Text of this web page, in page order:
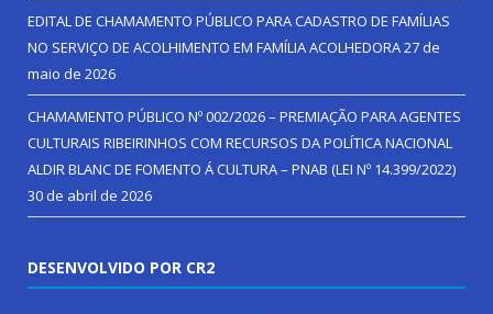
EDITAL DE CHAMAMENTO PÚBLICO PARA CADASTRO DE FAMÍLIAS
NO SERVIÇO DE ACOLHIMENTO EM FAMÍLIA ACOLHEDORA27 de
maio de 2026
CHAMAMENTO PÚBLICO Nº 002/2026 – PREMIAÇÃO PARA AGENTES
CULTURAIS RIBEIRINHOS COM RECURSOS DA POLÍTICA NACIONAL
ALDIR BLANC DE FOMENTO Á CULTURA – PNAB (LEI Nº 14.399/2022)
30 de abril de 2026
DESENVOLVIDO POR CR2